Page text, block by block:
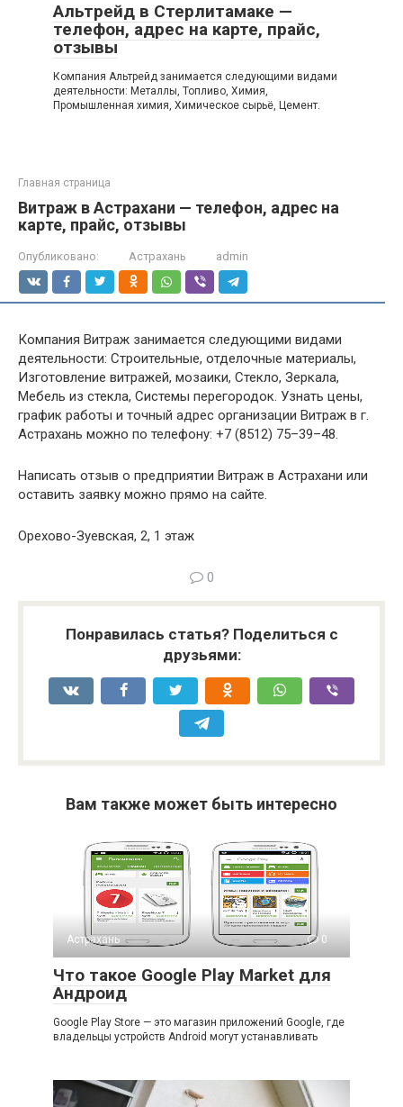
Альтрейд в Стерлитамаке —
телефон, адрес на карте, прайс,
отзывы
Компания Альтрейд занимается следующими видами
деятельности: Металлы, Топливо, Химия,
Промышленная химия, Химическое сырьё, Цемент.
Главная страница
Витраж в Астрахани — телефон, адрес на
карте, прайс, отзывы
Опубликовано: Астрахань admin
Компания Витраж занимается следующими видами
деятельности: Строительные, отделочные материалы,
Изготовление витражей, мозаики, Стекло, Зеркала,
Мебель из стекла, Системы перегородок. Узнать цены,
график работы и точный адрес организации Витраж в г.
Астрахань можно по телефону: +7 (8512) 75–39–48.
Написать отзыв о предприятии Витраж в Астрахани или
оставить заявку можно прямо на сайте.
Орехово-Зуевская, 2, 1 этаж
0
Понравилась статья? Поделиться с
друзьями:
Вам также может быть интересно
Астрахань 0
Что такое Google Play Market для
Андроид
Google Play Store — это магазин приложений Google, где
владельцы устройств Android могут устанавливать